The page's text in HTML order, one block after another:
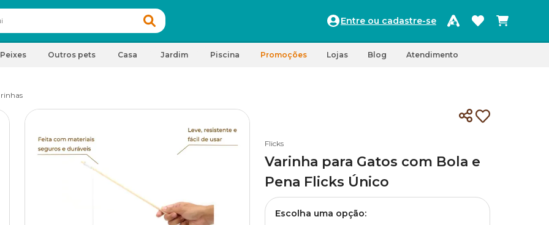
Entre ou cadastre-se
Peixes Outros pets Casa Jardim Piscina Promoções Lojas Blog Atendimento
Flicks
Varinha para Gatos com Bola e
Pena Flicks Único
Escolha uma opção: